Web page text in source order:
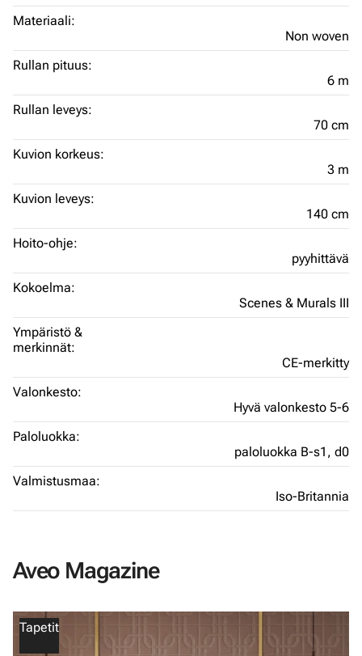
Materiaali:
Non woven
Rullan pituus:
6 m
Rullan leveys:
70 cm
Kuvion korkeus:
3 m
Kuvion leveys:
140 cm
Hoito-ohje:
pyyhittävä
Kokoelma:
Scenes & Murals III
Ympäristö &
merkinnät:
CE-merkitty
Valonkesto:
Hyvä valonkesto 5-6
Paloluokka:
paloluokka B-s1, d0
Valmistusmaa:
Iso-Britannia
Aveo Magazine
Tapetit